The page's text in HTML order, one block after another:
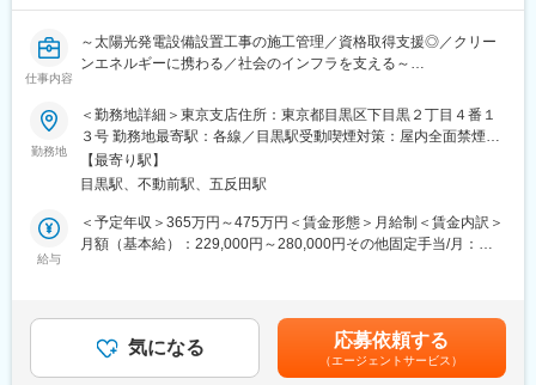
≪ワークライフバランス≫
く勤めていただける会社を実現。
NO残業デイや100%近い有給消化率が特徴です。
(経済産業省「健康経営優良法人認定」「埼玉県経営革新計画」承
認企業）
≪各種手当充実≫
資格手当や家族手当はもちろんのこと、不動産業を展開している
変更の範囲：会社の定める業務
従業員は子育て世代が多く、お子様の行事や家庭事情による休暇
やリモートワークも柔軟に対応しています。
■当社の魅力：
2009年に設立した当社は地球環境に配慮した事業を展開してお
り、エネルギー事業、不動産業(売買・賃貸)と建設業(新築注文住
宅・リフォーム)等を行っております。
様々な事業を展開していることで、景気に左右されにくい運営が
≪ワークライフバランス≫
国や県からも優良企業として認定されています。
(経済産業省「健康経営優良法人認定」「埼玉県経営革新計画」承
認企業）
仕事内容
～太陽光発電設備設置工事の施工管理／資格取得支援◎／クリー
ンエネルギーに携わる／社会のインフラを支える～
■業務内容：
法人向けの自家消費型太陽光発電設備をメインに施工していま
す。
元請け会社として、施工管理業務を行っていただきます。
◇現地調査
◇顧客との打ち合わせ
◇見積・積算業務
■案件について：
・自家消費型の太陽光発電設備工事（屋根上・野立て）
・売電を目的とした野立て太陽光発電所の建設 等
勤務地
＜勤務地詳細＞東京支店住所：東京都目黒区下目黒２丁目４番１
３号 勤務地最寄駅：各線／目黒駅受動喫煙対策：屋内全面禁煙変
更の範囲：会社の定める事業所
【最寄り駅】
目黒駅、不動前駅、五反田駅
給与
＜予定年収＞365万円～475万円＜賃金形態＞月給制＜賃金内訳＞
月額（基本給）：229,000円～280,000円その他固定手当/月：
業手当＞有＜給与補足＞※上記月給詳細はメンバー職の金額となり
ます。※管理監督者の場合、月給350,000円／年収475万円（基本
給280,000円＋役職手当60,000円＋諸手当10,000円）※残業手当な
気になる 応募依頼する
（エージェントサービス）